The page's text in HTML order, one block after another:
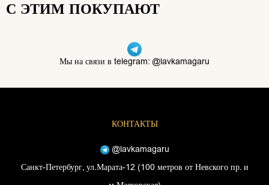
С ЭТИМ ПОКУПАЮТ
Мы на связи в telegram: @lavkamagaru
КОНТАКТЫ
@lavkamagaru
Санкт-Петербург, ул.Марата-12 (100 метров от Невского пр. и